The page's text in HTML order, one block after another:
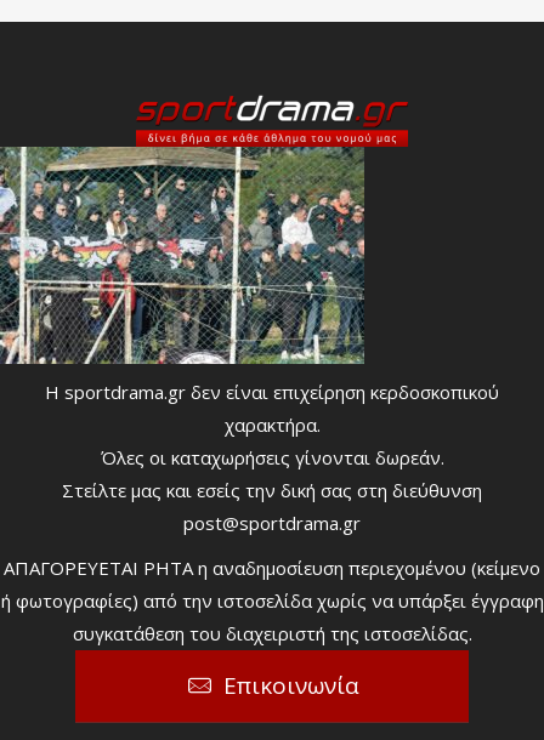
Η sportdrama.gr δεν είναι επιχείρηση κερδοσκοπικού
χαρακτήρα.
Όλες οι καταχωρήσεις γίνονται δωρεάν.
Στείλτε μας και εσείς την δική σας στη διεύθυνση
post@sportdrama.gr
ΑΠΑΓΟΡΕΥΕΤΑΙ ΡΗΤΑ η αναδημοσίευση περιεχομένου (κείμενο
ή φωτογραφίες) από την ιστοσελίδα χωρίς να υπάρξει έγγραφη
συγκατάθεση του διαχειριστή της ιστοσελίδας.
Επικοινωνία